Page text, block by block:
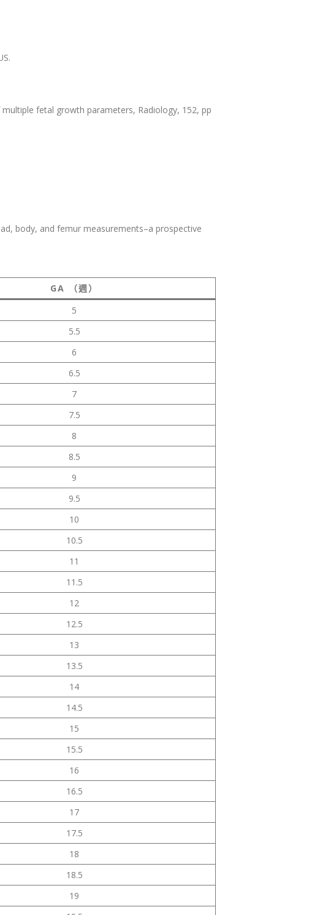
fetal growth parameters, Radiology, 152, pp
body, and femur measurements–a prospective
GA （週）
5
5.5
6
6.5
7
7.5
8
8.5
9
9.5
10
10.5
11
11.5
12
12.5
13
13.5
14
14.5
15
15.5
16
16.5
17
17.5
18
18.5
19